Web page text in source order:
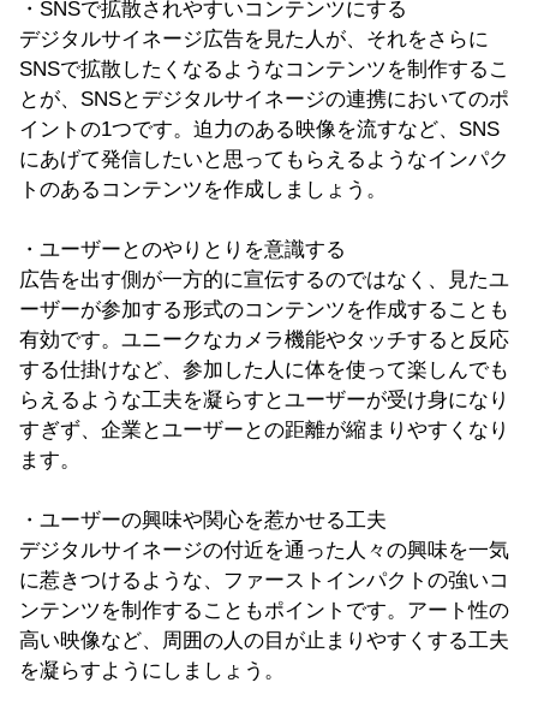
・SNSで拡散されやすいコンテンツにする
デジタルサイネージ広告を見た人が、それをさらに
SNSで拡散したくなるようなコンテンツを制作するこ
とが、SNSとデジタルサイネージの連携においてのポ
イントの1つです。迫力のある映像を流すなど、SNS
にあげて発信したいと思ってもらえるようなインパク
トのあるコンテンツを作成しましょう。
・ユーザーとのやりとりを意識する
広告を出す側が一方的に宣伝するのではなく、見たユ
ーザーが参加する形式のコンテンツを作成することも
有効です。ユニークなカメラ機能やタッチすると反応
する仕掛けなど、参加した人に体を使って楽しんでも
らえるような工夫を凝らすとユーザーが受け身になり
すぎず、企業とユーザーとの距離が縮まりやすくなり
ます。
・ユーザーの興味や関心を惹かせる工夫
デジタルサイネージの付近を通った人々の興味を一気
に惹きつけるような、ファーストインパクトの強いコ
ンテンツを制作することもポイントです。アート性の
高い映像など、周囲の人の目が止まりやすくする工夫
を凝らすようにしましょう。